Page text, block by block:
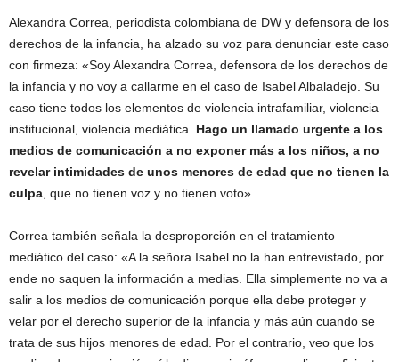
Alexandra Correa, periodista colombiana de DW y defensora de los
derechos de la infancia, ha alzado su voz para denunciar este caso
con firmeza: «Soy Alexandra Correa, defensora de los derechos de
la infancia y no voy a callarme en el caso de Isabel Albaladejo. Su
caso tiene todos los elementos de violencia intrafamiliar, violencia
institucional, violencia mediática. Hago un llamado urgente a los
medios de comunicación a no exponer más a los niños, a no
revelar intimidades de unos menores de edad que no tienen la
culpa , que no tienen voz y no tienen voto».
Correa también señala la desproporción en el tratamiento
mediático del caso: «A la señora Isabel no la han entrevistado, por
ende no saquen la información a medias. Ella simplemente no va a
salir a los medios de comunicación porque ella debe proteger y
velar por el derecho superior de la infancia y más aún cuando se
trata de sus hijos menores de edad. Por el contrario, veo que los